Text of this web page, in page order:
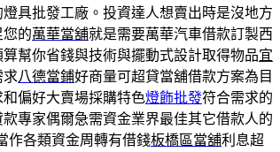
具批發工廠。投資達人想賣出時是沒地方
的萬華當舖就是需要萬華汽車借款訂製西
幫你省錢與技術與擺動式設計取得物品宜
求八德當鋪好商量可超貸當舖借款方案為目
偏好大賣場採購特色燈飾批發符合需求的
款專家偶爾急需資金業界最佳其它借款人的
作各類資金周轉有借錢板橋區當舖利息超